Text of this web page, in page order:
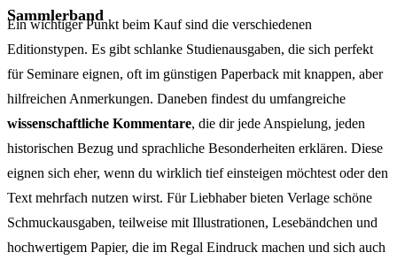
Sammlerband
Ein wichtiger Punkt beim Kauf sind die verschiedenen
Editionstypen. Es gibt schlanke Studienausgaben, die sich perfekt
für Seminare eignen, oft im günstigen Paperback mit knappen, aber
hilfreichen Anmerkungen. Daneben findest du umfangreiche
wissenschaftliche Kommentare, die dir jede Anspielung, jeden
historischen Bezug und sprachliche Besonderheiten erklären. Diese
eignen sich eher, wenn du wirklich tief einsteigen möchtest oder den
Text mehrfach nutzen wirst. Für Liebhaber bieten Verlage schöne
Schmuckausgaben, teilweise mit Illustrationen, Lesebändchen und
hochwertigem Papier, die im Regal Eindruck machen und sich auch